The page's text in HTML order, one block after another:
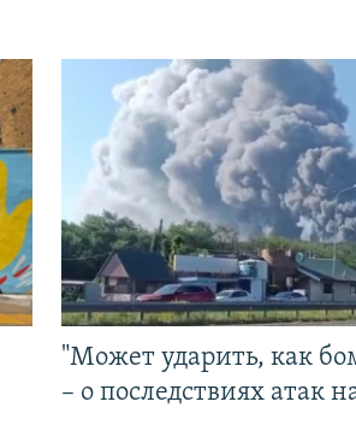
"Может ударить, как
– о последствиях атак